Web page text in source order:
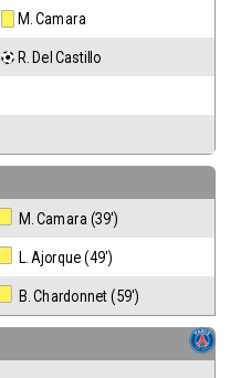
M. Camara
R. Del Castillo
M. Camara (39')
L. Ajorque (49')
B. Chardonnet (59')